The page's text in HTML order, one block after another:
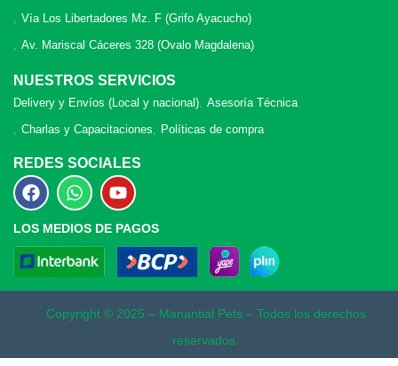
Vía Los Libertadores Mz. F (Grifo Ayacucho)
Av. Mariscal Cáceres 328 (Ovalo Magdalena)
NUESTROS SERVICIOS
Delivery y Envíos (Local y nacional) Asesoría Técnica
Charlas y Capacitaciones
Políticas de compra
REDES SOCIALES
LOS MEDIOS DE PAGOS
Copyright © 2025 – Manantial Pets – Todos los derechos
reservados.